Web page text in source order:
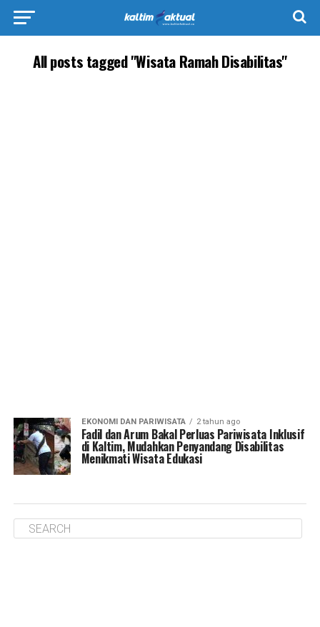
All posts tagged "Wisata Ramah Disabilitas"
EKONOMI DAN PARIWISATA 2 tahun ago
Fadil dan Arum Bakal Perluas Pariwisata Inklusif
di Kaltim, Mudahkan Penyandang Disabilitas
Menikmati Wisata Edukasi